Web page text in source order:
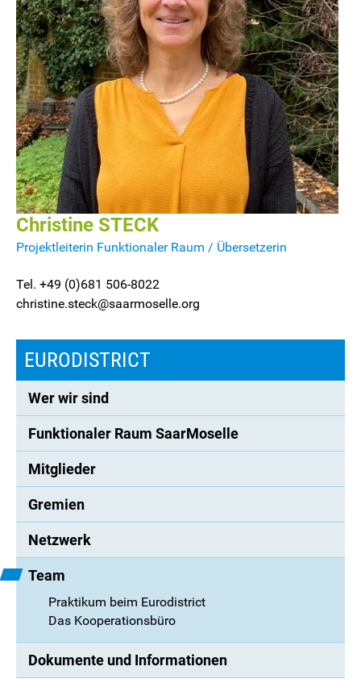
Christine STECK
Projektleiterin Funktionaler Raum / Übersetzerin
Tel. +49 (0)681 506-8022
christine.steck@saarmoselle.org
EURODISTRICT
Wer wir sind
Funktionaler Raum SaarMoselle
Mitglieder
Gremien
Netzwerk
Team
Praktikum beim Eurodistrict
Das Kooperationsbüro
Dokumente und Informationen